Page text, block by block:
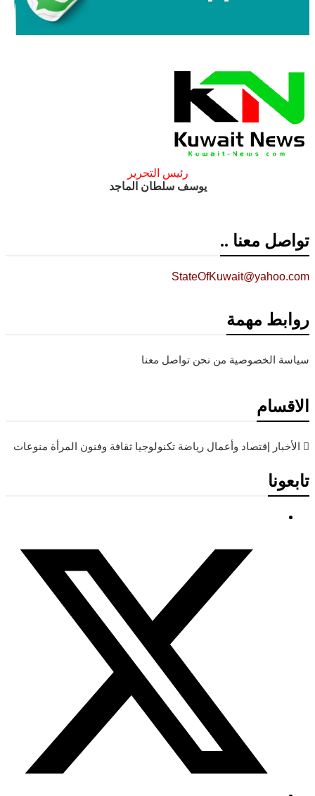
رئيس التحرير
يوسف سلطان الماجد
تواصل معنا ..
StateOfKuwait@yahoo.com
روابط مهمة
سياسة الخصوصية من نحن تواصل معنا
الاقسام
الأخبار إقتصاد وأعمال رياضة تكنولوجيا ثقافة وفنون المرأة منوعات
تابعونا